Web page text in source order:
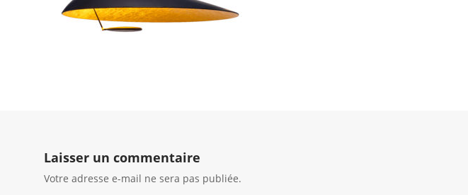
Laisser un commentaire
Votre adresse e-mail ne sera pas publiée.